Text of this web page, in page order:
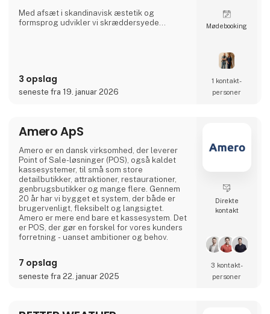
Med afsæt i skandinavisk æstetik og
formsprog udvikler vi skræddersyede
tilfører rummet en taktil, nærværende
identitet.
gennemtænkt d
3 opslag
seneste fra 19. januar 2026
Møde­booking
1 kontakt­
personer
Amero ApS
Amero er en dansk virksomhed, der leverer
Point of Sale-løsninger (POS), også kaldet
kassesystemer, til små som store
detailbutikker, attraktioner, restaurationer,
genbrugsbutikker og mange flere. Gennem
20 år har vi bygget et system, der både er
brugervenligt, fleksibelt og langsigtet.
Amero er mere end bare et kassesystem. Det
er POS, der gør en forskel for vores kunders
forretning - uanset ambitioner og behov.
7 opslag
seneste fra 22. januar 2025
Direkte
kontakt
3 kontakt­
personer